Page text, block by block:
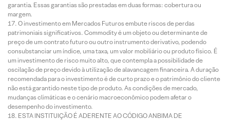
garantia. Essas garantias são prestadas em duas formas: cobertura ou
margem.
O investimento em Mercados Futuros embute riscos de perdas
patrimoniais significativos. Commodity é um objeto ou determinante de
preço de um contrato futuro ou outro instrumento derivativo, podendo
consubstanciar um índice, uma taxa, um valor mobiliário ou produto físico. É
um investimento de risco muito alto, que contempla a possibilidade de
oscilação de preço devido à utilização de alavancagem financeira. A duração
recomendada para o investimento é de curto prazo e o patrimônio do cliente
não está garantido neste tipo de produto. As condições de mercado,
mudanças climáticas e o cenário macroeconômico podem afetar o
desempenho do investimento.
ESTA INSTITUIÇÃO É ADERENTE AO CÓDIGO ANBIMA DE